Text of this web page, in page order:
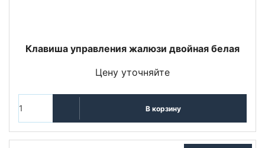
Клавиша управления жалюзи двойная белая
Цену уточняйте
В корзину